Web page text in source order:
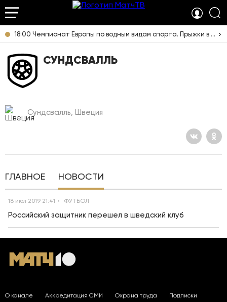
18:00 Чемпионат Европы по водным видам спорта. Прыжки в воду. Женщины. Синхронные прыжки. Трамплин 3 м. Прямая трансляция из Франции
СУНДСВАЛЛЬ
Сундсвалль, Швеция
ГЛАВНОЕ НОВОСТИ
18 июл 2019 21:41 ФУТБОЛ
Российский защитник перешел в шведский клуб
О канале Аккредитация СМИ Охрана труда Подписки